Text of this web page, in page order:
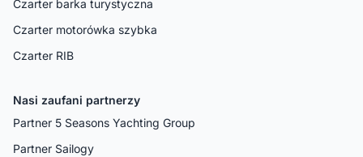
Czarter barka turystyczna
Czarter motorówka szybka
Czarter RIB
Nasi zaufani partnerzy
Partner 5 Seasons Yachting Group
Partner Sailogy